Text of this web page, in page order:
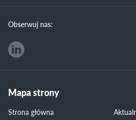
Obserwuj nas:
Mapa strony
Strona główna